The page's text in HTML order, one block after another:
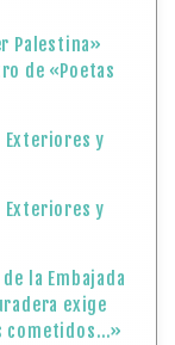
Palestina»
de «Poetas
y
y
la Embajada
exige
cometidos…»